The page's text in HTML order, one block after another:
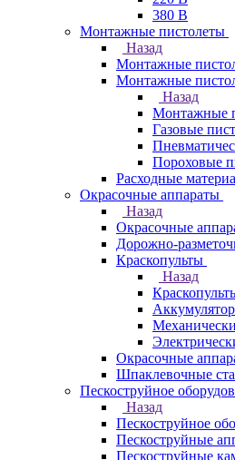
380 В
Монтажные пистолеты
Назад
Монтажные
Монтажные
Назад
Монтажные
Газовые
Пороховые
Расходные
Окрасочные аппараты
Назад
Окрасочные
Дорожно-
Краскопульты
Назад
Окрасочные
Шпаклевочные
Пескоструйное
Назад
Пескоструйное
Пескоструйные
Пескоструйные